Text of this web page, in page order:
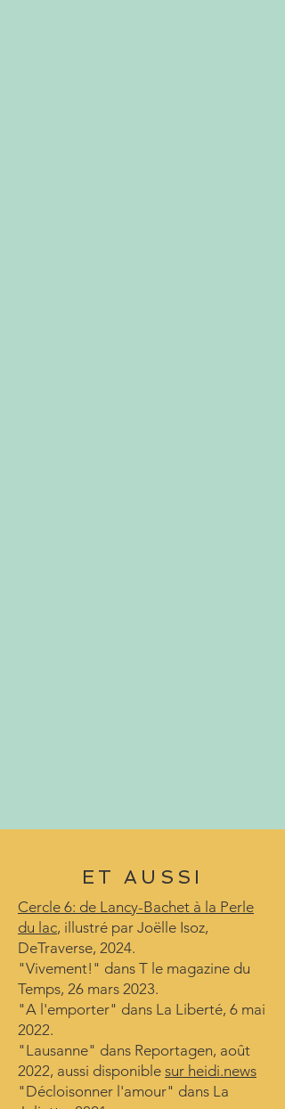
ET AUSSI
Cercle 6: de Lancy-Bachet à la Perle
du lac, illustré par Joëlle Isoz,
DeTraverse, 2024.
"Vivement!" dans T le magazine du
Temps, 26 mars 2023.
"A l'emporter" dans La Liberté, 6 mai
2022.
"Lausanne" dans Reportagen, août
2022, aussi disponible sur heidi.news
"Décloisonner l'amour" dans La